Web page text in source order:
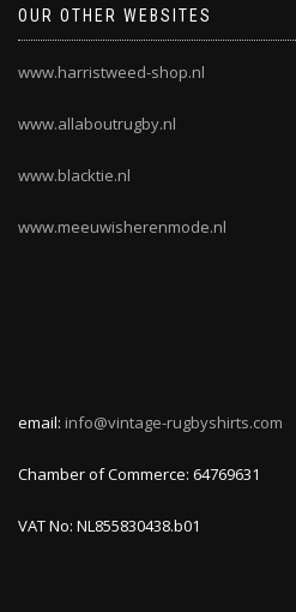
OUR OTHER WEBSITES
www.harristweed-shop.nl
www.allaboutrugby.nl
www.blacktie.nl
www.meeuwisherenmode.nl
email: info@vintage-rugbyshirts.com
Chamber of Commerce: 64769631
VAT No: NL855830438.b01